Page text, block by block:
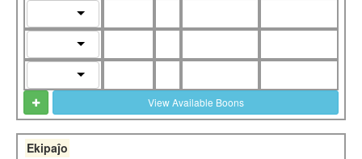
View Available Boons
Ekipaĵo